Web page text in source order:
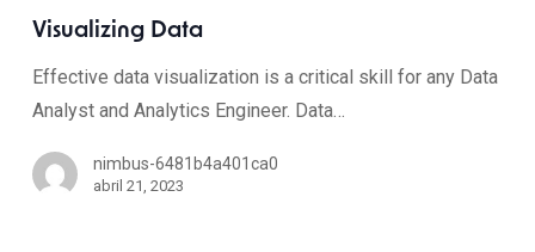
Visualizing Data
Effective data visualization is a critical skill for any Data
Analyst and Analytics Engineer. Data…
nimbus-6481b4a401ca0
abril 21, 2023